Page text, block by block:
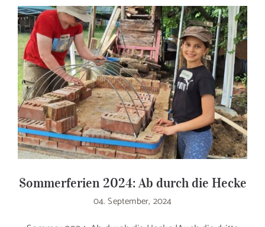
Sommerferien 2024: Ab durch die Hecke
04. September, 2024